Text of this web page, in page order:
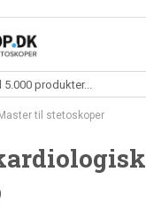
Master til stetoskoper